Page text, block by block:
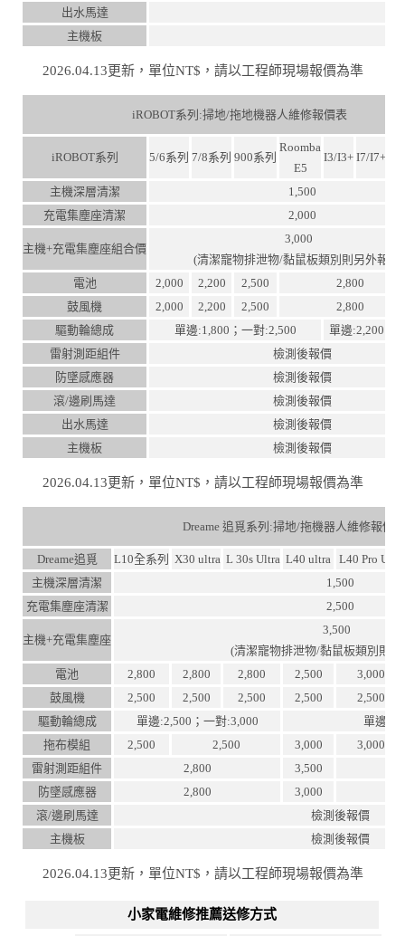
出水馬達
主機板
2026.04.13更新，單位NT$，請以工程師現場報價為準
iROBOT系列:掃地/拖地機器人維修報價表
iROBOT系列 5/6系列 7/8系列 900系列
Roomba
E5
I3/I3+ I7/I7+
主機深層清潔
1,500
充電集塵座清潔
2,000
主機+充電集塵座組合價
3,000
(清潔寵物排泄物/黏鼠板類別則另外報價
電池
2,000 2,200 2,500
2,800
鼓風機
2,000 2,200 2,500
2,800
驅動輪總成
單邊:1,800；一對:2,500
單邊:2,200；
雷射測距組件
檢測後報價
防墜感應器
檢測後報價
滾/邊刷馬達
檢測後報價
出水馬達
檢測後報價
主機板
檢測後報價
2026.04.13更新，單位NT$，請以工程師現場報價為準
Dreame 追覓系列:掃地/拖機器人維修報價
Dreame追覓 L10全系列 X30 ultra L 30s Ultra L40 ultra L40 Pro Ultra
主機深層清潔
1,500
充電集塵座清潔
2,500
主機+充電集塵座
3,500
(清潔寵物排泄物/黏鼠板類別則
電池
2,800 2,800 2,800 2,500
3,000
鼓風機
2,500 2,500 2,500 2,500
2,500
驅動輪總成
單邊:2,500；一對:3,000
單邊
拖布模組
2,500 2,500 3,000
3,000
雷射測距組件
2,800
3,500
防墜感應器
2,800
3,000
滾/邊刷馬達
檢測後報價
主機板
檢測後報價
2026.04.13更新，單位NT$，請以工程師現場報價為準
小家電維修推薦送修方式